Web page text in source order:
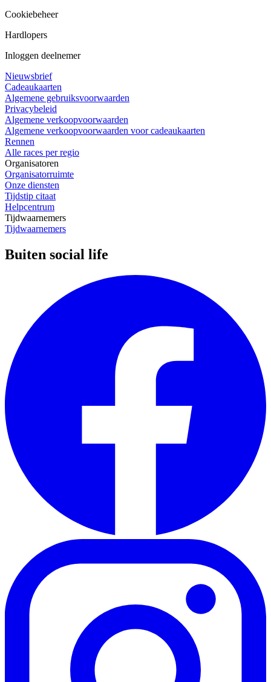
Cookiebeheer
Hardlopers
Inloggen deelnemer
Nieuwsbrief
Cadeaukaarten
Algemene gebruiksvoorwaarden
Privacybeleid
Algemene verkoopvoorwaarden
Algemene verkoopvoorwaarden voor cadeaukaarten
Rennen
Alle races per regio
Organisatoren
Organisatorruimte
Onze diensten
Tijdstip citaat
Helpcentrum
Tijdwaarnemers
Tijdwaarnemers
Buiten social life